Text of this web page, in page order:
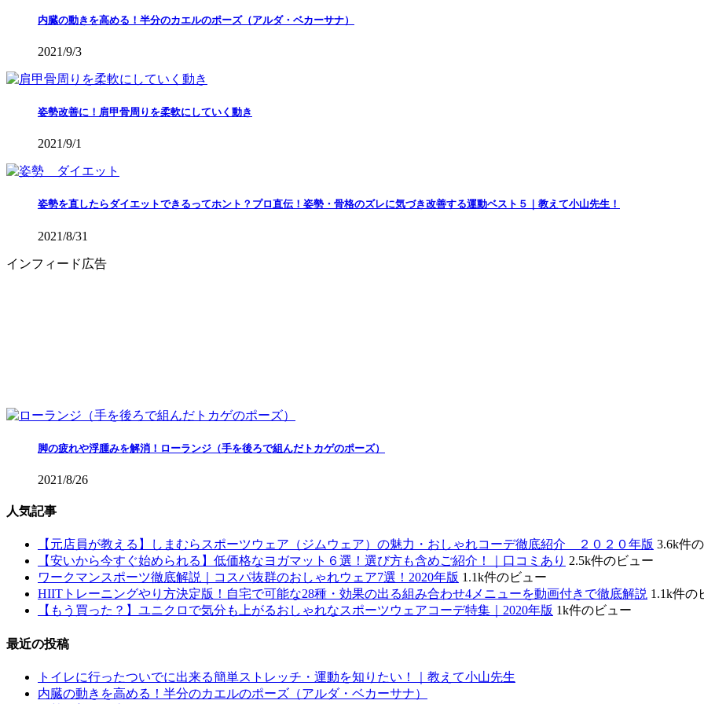
内臓の動きを高める！半分のカエルのポーズ（アルダ・ベカーサナ）
2021/9/3
姿勢改善に！肩甲骨周りを柔軟にしていく動き
2021/9/1
姿勢を直したらダイエットできるってホント？プロ直伝！姿勢・骨格のズレに気づき改善する運動ベスト５｜教えて小山先生！
2021/8/31
インフィード広告
脚の疲れや浮腫みを解消！ローランジ（手を後ろで組んだトカゲのポーズ）
2021/8/26
人気記事
【元店員が教える︎】しまむらスポーツウェア（ジムウェア）の魅力・おしゃれコーデ徹底紹介 ２０２０年版 3.6k件
【安いから今すぐ始められる】低価格なヨガマット６選！選び方も含めご紹介！｜口コミあり 2.5k件のビュー
ワークマンスポーツ徹底解説｜コスパ抜群のおしゃれウェア7選！2020年版 1.1k件のビュー
HIITトレーニングやり方決定版！自宅で可能な28種・効果の出る組み合わせ4メニューを動画付きで徹底解説 1.1k件の
【もう買った？】ユニクロで気分も上がるおしゃれなスポーツウェアコーデ特集｜2020年版 1k件のビュー
最近の投稿
トイレに行ったついでに出来る簡単ストレッチ・運動を知りたい！｜教えて小山先生
内臓の動きを高める！半分のカエルのポーズ（アルダ・ベカーサナ）